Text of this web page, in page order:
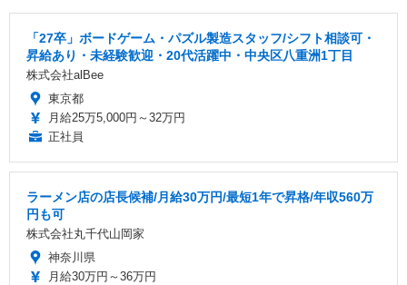
「27卒」ボードゲーム・パズル製造スタッフ/シフト相談可・
昇給あり・未経験歓迎・20代活躍中・中央区八重洲1丁目
株式会社alBee
東京都
月給25万5,000円～32万円
正社員
ラーメン店の店長候補/月給30万円/最短1年で昇格/年収560万
円も可
株式会社丸千代山岡家
神奈川県
月給30万円～36万円